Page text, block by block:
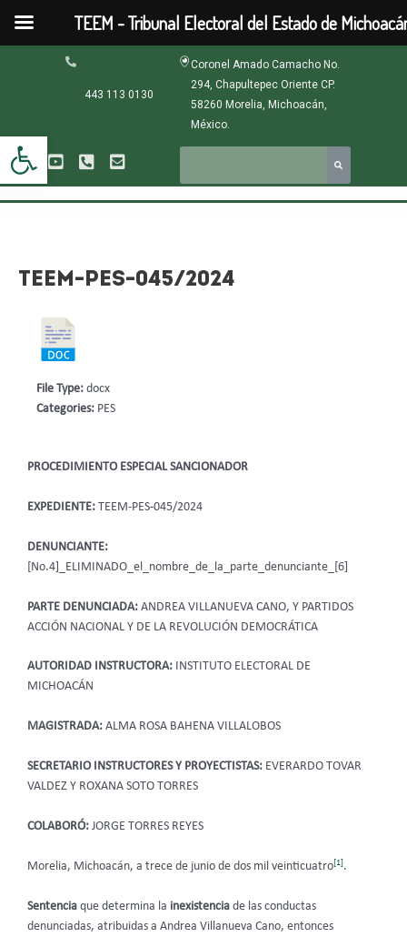
Abrir barra de herramientas
contenido
443 113 0130
Coronel Amado Camacho No.
294, Chapultepec Oriente CP.
58260 Morelia, Michoacán,
México.
TEEM-PES-045/2024
PROCEDIMIENTO ESPECIAL SANCIONADOR
EXPEDIENTE: TEEM-PES-045/2024
DENUNCIANTE:
[No.4]_ELIMINADO_el_nombre_de_la_parte_denunciante_[6]
PARTE DENUNCIADA: ANDREA VILLANUEVA CANO, Y PARTIDOS
ACCIÓN NACIONAL Y DE LA REVOLUCIÓN DEMOCRÁTICA
AUTORIDAD INSTRUCTORA:
INSTITUTO ELECTORAL DE
MICHOACÁN
MAGISTRADA: ALMA ROSA BAHENA VILLALOBOS
SECRETARIO INSTRUCTORES Y PROYECTISTAS: EVERARDO TOVAR
VALDEZ Y ROXANA SOTO TORRES
COLABORÓ: JORGE TORRES REYES
Morelia, Michoacán, a trece de junio de dos mil veinticuatro[1].
Sentencia que determina la inexistencia de las conductas
denunciadas, atribuidas a Andrea Villanueva Cano, entonces
File Type: docx
Categories: PES
TEEM - Tribunal Electoral del Estado de